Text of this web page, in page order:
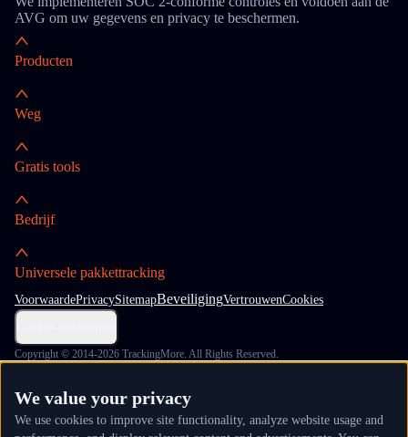
AVG om uw gegevens en privacy te beschermen.
Producten
Weg
Gratis tools
Bedrijf
Universele pakkettracking
VoorwaardePrivacySitemapBeveiligingVertrouwenCookies
Copyright © 2014-2026 TrackingMore. All Rights Reserved.
We value your privacy
We use cookies to improve site functionality, analyze website usage and